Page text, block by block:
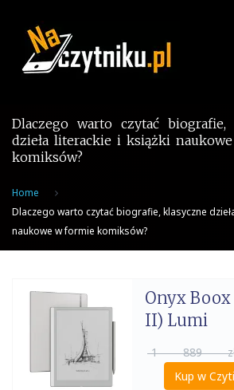
content
Dlaczego warto czytać biografie,
dzieła literackie i książki
komiksów?
Home
Dlaczego warto czytać biografie, klasyczne
naukowe w formie komiksów?
Onyx Boox
II) Lumi
1 889
Kup w